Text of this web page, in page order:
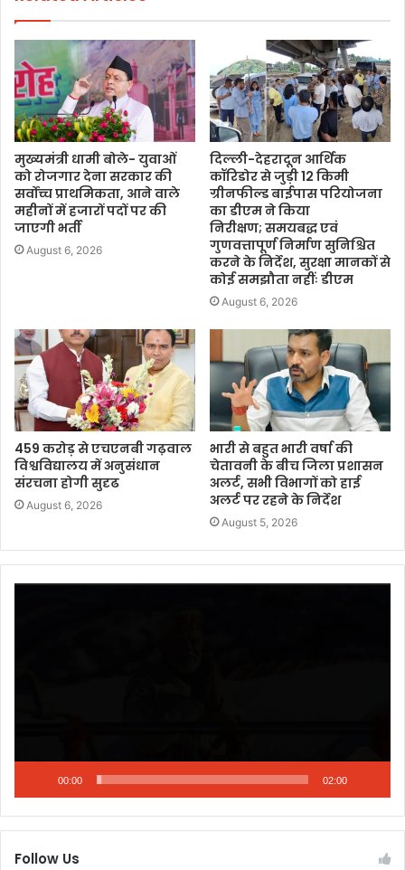
मुख्यमंत्री धामी बोले- युवाओं
को रोजगार देना सरकार की
सर्वोच्च प्राथमिकता, आने वाले
महीनों में हजारों पदों पर की
जाएगी भर्ती
August 6, 2026
दिल्ली-देहरादून आर्थिक
कॉरिडोर से जुड़ी 12 किमी
ग्रीनफील्ड बाईपास परियोजना
का डीएम ने किया
निरीक्षण; समयबद्ध एवं
गुणवत्तापूर्ण निर्माण सुनिश्चित
करने के निर्देश, सुरक्षा मानकों से
कोई समझौता नहींः डीएम
August 6, 2026
459 करोड़ से एचएनबी गढ़वाल
विश्वविद्यालय में अनुसंधान
संरचना होगी सुदृढ
August 6, 2026
भारी से बहुत भारी वर्षा की
चेतावनी के बीच जिला प्रशासन
अलर्ट, सभी विभागों को हाई
अलर्ट पर रहने के निर्देश
August 5, 2026
00:00 02:00
Follow Us